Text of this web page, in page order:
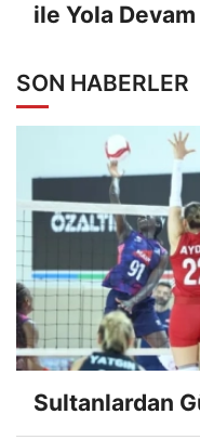
ile Yola Devam
SON HABERLER
Sultanlardan